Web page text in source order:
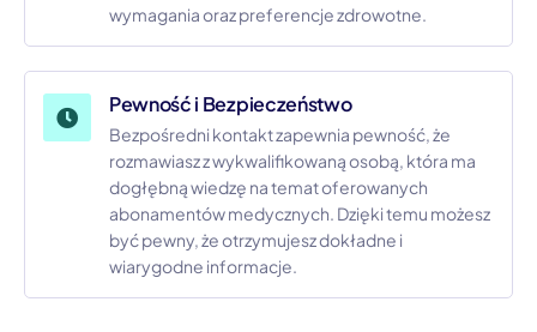
wymagania oraz preferencje zdrowotne.
Pewność i Bezpieczeństwo
Bezpośredni kontakt zapewnia pewność, że
rozmawiasz z wykwalifikowaną osobą, która ma
dogłębną wiedzę na temat oferowanych
abonamentów medycznych. Dzięki temu możesz
być pewny, że otrzymujesz dokładne i
wiarygodne informacje.